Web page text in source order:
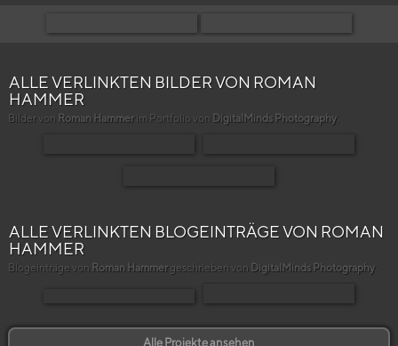
ALLE VERLINKTEN BILDER VON ROMAN
HAMMER
Bilder von Roman Hammerim Portfolio von DigitalMinds Photography.
ALLE VERLINKTEN BLOGEINTRÄGE VON ROMAN
HAMMER
Blogeinträge von Roman Hammergeschrieben von DigitalMinds Photography.
Alle Projekte ansehen